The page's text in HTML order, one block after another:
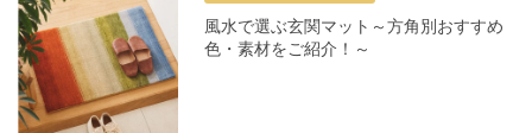
風水で選ぶ玄関マット～方角別おすすめ
色・素材をご紹介！～